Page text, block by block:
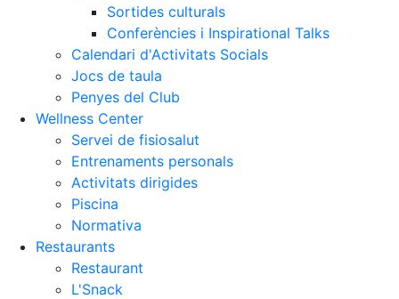
Sortides culturals
Conferències i Inspirational Talks
Calendari d'Activitats Socials
Jocs de taula
Penyes del Club
Wellness Center
Servei de fisiosalut
Entrenaments personals
Activitats dirigides
Piscina
Normativa
Restaurants
Restaurant
L'Snack